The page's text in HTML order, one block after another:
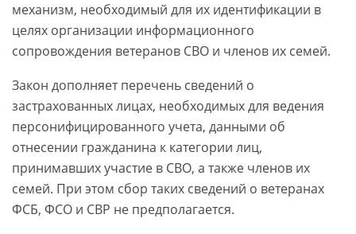
механизм, необходимый для их идентификации в
целях организации информационного
сопровождения ветеранов СВО и членов их семей.
Закон дополняет перечень сведений о
застрахованных лицах, необходимых для ведения
персонифицированного учета, данными об
отнесении гражданина к категории лиц,
принимавших участие в СВО, а также членов их
семей. При этом сбор таких сведений о ветеранах
ФСБ, ФСО и СВР не предполагается.